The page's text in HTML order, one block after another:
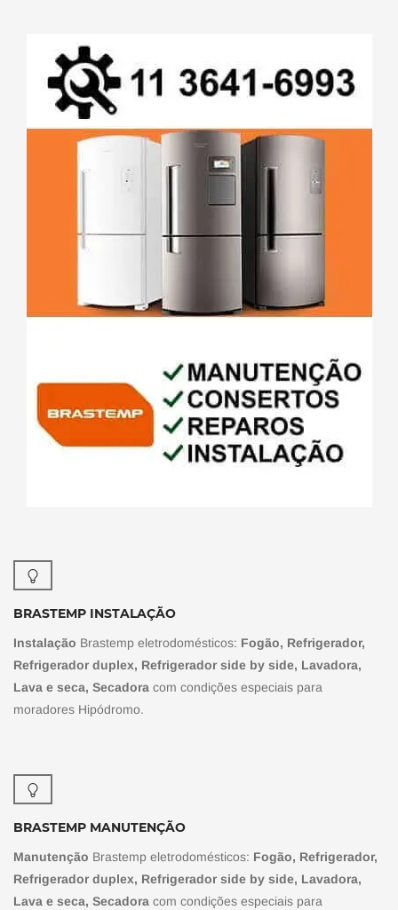
BRASTEMP INSTALAÇÃO
Instalação Brastemp eletrodomésticos: Fogão, Refrigerador,
Refrigerador duplex, Refrigerador side by side, Lavadora,
Lava e seca, Secadora com condições especiais para
moradores Hipódromo.
BRASTEMP MANUTENÇÃO
Manutenção Brastemp eletrodomésticos: Fogão, Refrigerador,
Refrigerador duplex, Refrigerador side by side, Lavadora,
Lava e seca, Secadora com condições especiais para